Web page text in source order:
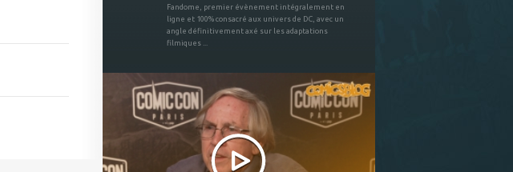
Fandome, premier évènement intégralement en
ligne et 100% consacré aux univers de DC, avec un
angle définitivement axé sur les adaptations
filmiques ...